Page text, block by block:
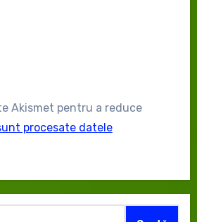
Akismet pentru a reduce
procesate datele